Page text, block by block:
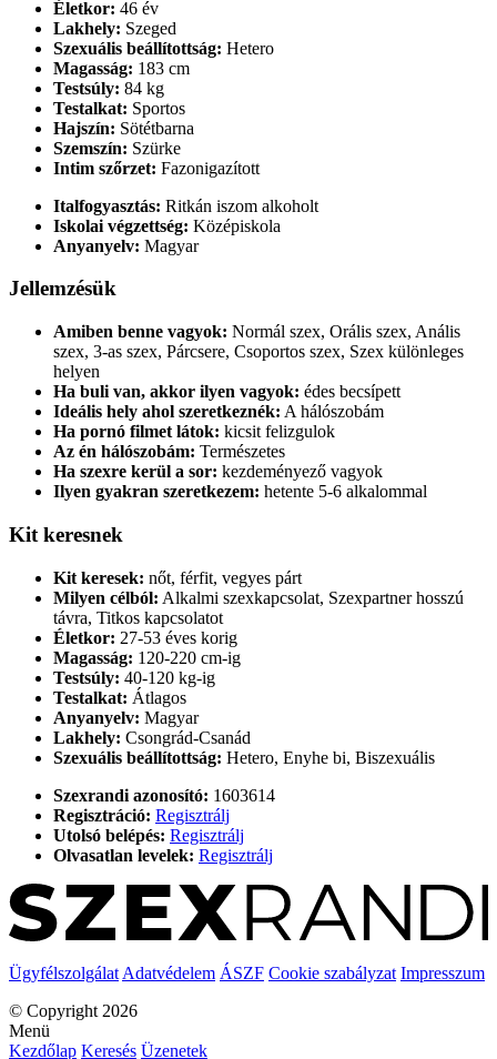
Életkor: 46 év
Lakhely: Szeged
Szexuális beállítottság: Hetero
Magasság: 183 cm
Testsúly: 84 kg
Testalkat: Sportos
Hajszín: Sötétbarna
Szemszín: Szürke
Intim szőrzet: Fazonigazított
Italfogyasztás: Ritkán iszom alkoholt
Iskolai végzettség: Középiskola
Anyanyelv: Magyar
Jellemzésük
Amiben benne vagyok: Normál szex, Orális szex, Anális
szex, 3-as szex, Párcsere, Csoportos szex, Szex különleges
helyen
Ha buli van, akkor ilyen vagyok: édes becsípett
Ideális hely ahol szeretkeznék: A hálószobám
Ha pornó filmet látok: kicsit felizgulok
Az én hálószobám: Természetes
Ha szexre kerül a sor: kezdeményező vagyok
Ilyen gyakran szeretkezem: hetente 5-6 alkalommal
Kit keresnek
Kit keresek: nőt, férfit, vegyes párt
Milyen célból: Alkalmi szexkapcsolat, Szexpartner hosszú
távra, Titkos kapcsolatot
Életkor: 27-53 éves korig
Magasság: 120-220 cm-ig
Testsúly: 40-120 kg-ig
Testalkat: Átlagos
Anyanyelv: Magyar
Lakhely: Csongrád-Csanád
Szexuális beállítottság: Hetero, Enyhe bi, Biszexuális
Szexrandi azonosító: 1603614
Regisztráció: Regisztrálj
Utolsó belépés: Regisztrálj
Olvasatlan levelek: Regisztrálj
Ügyfélszolgálat Adatvédelem ÁSZF Cookie szabályzat Impresszum
© Copyright 2026
Menü
Kezdőlap Keresés Üzenetek